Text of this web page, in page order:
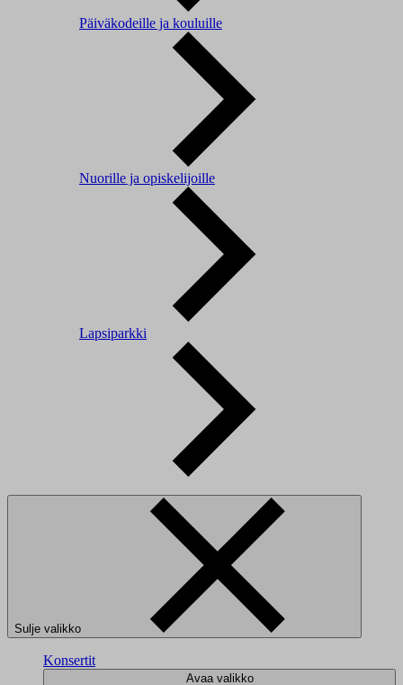
Päiväkodeille ja kouluille
Nuorille ja opiskelijoille
Lapsiparkki
Sulje valikko
Konsertit
Avaa valikko